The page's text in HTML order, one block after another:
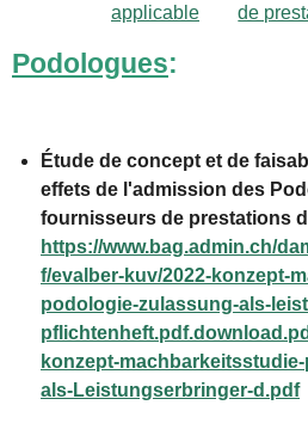
applicable
de
Podologues:
Étude de concept et de
effets de l'admission des
fournisseurs de prestations
https://www.bag.admin.ch/
f/evalber-kuv/2022-konzept-
podologie-zulassung-als-
konzept-
als-Leistungserbringer-d.pdf